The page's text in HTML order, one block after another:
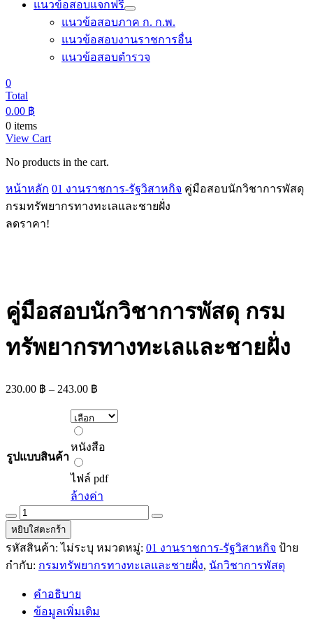
แนวข้อสอบแจกฟรี
แนวข้อสอบภาค ก. ก.พ.
แนวข้อสอบงานราชการอื่น
แนวข้อสอบตำรวจ
0
Total
0.00 ฿
0 items
View Cart
No products in the cart.
หน้าหลัก 01 งานราชการ-รัฐวิสาหกิจ คู่มือสอบนักวิชาการพัสดุ
กรมทรัพยากรทางทะเลและชายฝั่ง
ลดราคา!
คู่มือสอบนักวิชาการพัสดุ กรม
ทรัพยากรทางทะเลและชายฝั่ง
230.00 ฿ – 243.00 ฿
230.00 ฿
243.00 ฿
รูปแบบสินค้า
หนังสือ
หนังสือ
ไฟล์
pdf
ไฟล์ pdf
ล้างค่า
คู่มือ
สอบ
นัก
วิชาการ
กรม
ทรัพยากร
หยิบใส่ตะกร้า
รหัสสินค้า:ไม่ระบุ หมวดหมู่: 01 งานราชการ-รัฐวิสาหกิจ ป้าย
กำกับ: กรมทรัพยากรทางทะเลและชายฝั่ง, นักวิชาการพัสดุ
คำอธิบาย
ข้อมูลเพิ่มเติม